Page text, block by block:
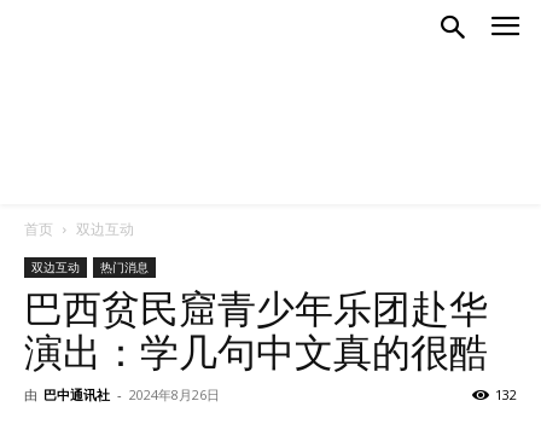
首页 双边互动
双边互动 热门消息
巴西贫民窟青少年乐团赴华
演出：学几句中文真的很酷
由 巴中通讯社 - 2024年8月26日 132